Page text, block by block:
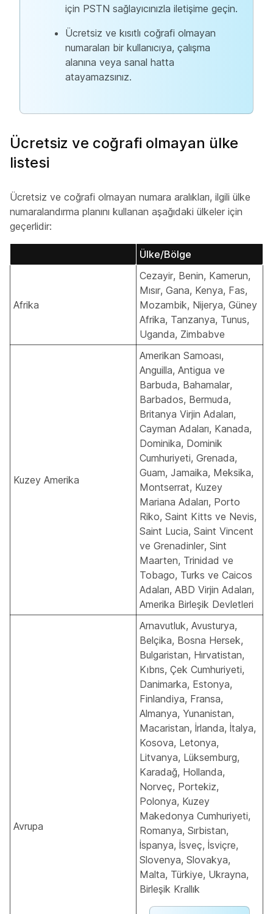
için PSTN sağlayıcınızla iletişime geçin.
Ücretsiz ve kısıtlı coğrafi olmayan
numaraları bir kullanıcıya, çalışma
alanına veya sanal hatta
atayamazsınız.
Ücretsiz ve coğrafi olmayan ülke
listesi
Ücretsiz ve coğrafi olmayan numara aralıkları, ilgili ülke
numaralandırma planını kullanan aşağıdaki ülkeler için
geçerlidir:
Ülke/Bölge
Afrika
Cezayir, Benin, Kamerun,
Mısır, Gana, Kenya, Fas,
Mozambik, Nijerya, Güney
Afrika, Tanzanya, Tunus,
Uganda, Zimbabve
Kuzey Amerika
Amerikan Samoası,
Anguilla, Antigua ve
Barbuda, Bahamalar,
Barbados, Bermuda,
Britanya Virjin Adaları,
Cayman Adaları, Kanada,
Dominika, Dominik
Cumhuriyeti, Grenada,
Guam, Jamaika, Meksika,
Montserrat, Kuzey
Mariana Adaları, Porto
Riko, Saint Kitts ve Nevis,
Saint Lucia, Saint Vincent
ve Grenadinler, Sint
Maarten, Trinidad ve
Tobago, Turks ve Caicos
Adaları, ABD Virjin Adaları,
Amerika Birleşik Devletleri
Avrupa
Arnavutluk, Avusturya,
Belçika, Bosna Hersek,
Bulgaristan, Hırvatistan,
Kıbrıs, Çek Cumhuriyeti,
Danimarka, Estonya,
Finlandiya, Fransa,
Almanya, Yunanistan,
Macaristan, İrlanda, İtalya,
Kosova, Letonya,
Litvanya, Lüksemburg,
Karadağ, Hollanda,
Norveç, Portekiz,
Polonya, Kuzey
Makedonya Cumhuriyeti,
Romanya, Sırbistan,
İspanya, İsveç, İsviçre,
Slovenya, Slovakya,
Malta, Türkiye, Ukrayna,
Birleşik Krallık